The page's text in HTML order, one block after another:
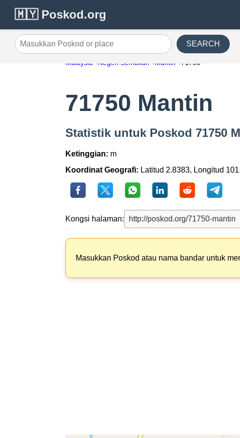
🇲🇾 Poskod.org
Masukkan Poskod or place SEARCH
Malaysia Negeri Sembilan Mantin 71750
71750 Mantin
Statistik untuk Poskod 71750
Ketinggian: m
Koordinat Geografi: Latitud 2.8383, Longitud
Kongsi halaman:
Masukkan Poskod atau nama bandar untuk